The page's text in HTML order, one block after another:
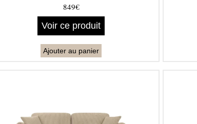
849€
Voir ce produit
Ajouter au panier